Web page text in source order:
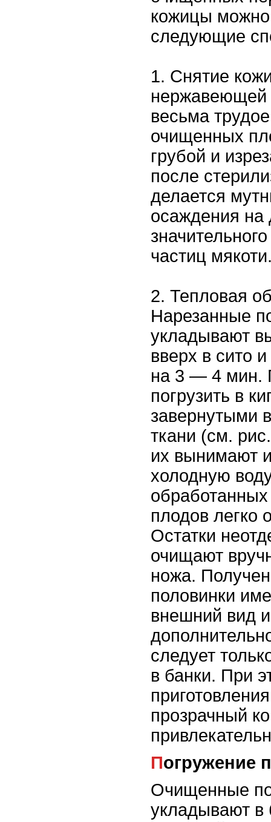
кожицы
следующие
1. Снятие
нержавеющей
весьма
очищенных
грубой и
после
делается
осаждения на
частиц
2. Тепловая
Нарезанные
укладывают
вверх в сито
на 3 — 4 мин.
погрузить в
завернутыми
ткани (см.
их вынимают
холодную
плодов легко
Остатки
очищают
ножа.
половинки
внешний вид
следует
в банки. При
прозрачный
Погружение
Очищенные
укладывают в